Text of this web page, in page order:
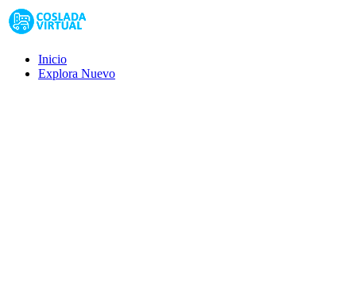
Inicio
Explora Nuevo